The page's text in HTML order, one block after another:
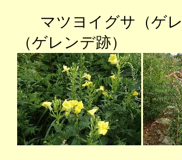
マツヨイグサ（
（ゲレンデ跡）